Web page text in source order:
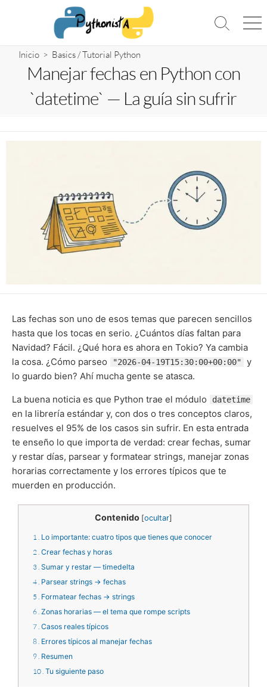
Alternar
Inicio > Basics/Tutorial Python
Manejar fechas en Python con
`datetime` — La guía sin sufrir
Las fechas son uno de esos temas que parecen sencillos
hasta que los tocas en serio. ¿Cuántos días faltan para
Navidad? Fácil. ¿Qué hora es ahora en Tokio? Ya cambia
la cosa. ¿Cómo parseo
"2026-04-19T15:30:00+00:00"
y
lo guardo bien? Ahí mucha gente se atasca.
La buena noticia es que Python trae el módulo datetime
en la librería estándar y, con dos o tres conceptos claros,
resuelves el 95% de los casos sin sufrir. En esta entrada
te enseño lo que importa de verdad: crear fechas, sumar
y restar días, parsear y formatear strings, manejar zonas
horarias correctamente y los errores típicos que te
muerden en producción.
Contenido [ocultar]
1 Lo importante: cuatro tipos que tienes que conocer
2 Crear fechas y horas
3 Sumar y restar — timedelta
4 Parsear strings → fechas
5 Formatear fechas → strings
6 Zonas horarias — el tema que rompe scripts
7 Casos reales típicos
8 Errores típicos al manejar fechas
9 Resumen
10 Tu siguiente paso